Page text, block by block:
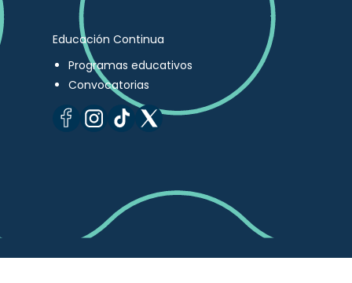
Educación Continua
Programas educativos
Convocatorias